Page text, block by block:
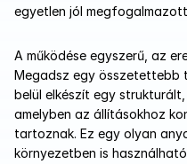
egyetlen jól
A működése egyszerű, az
Megadsz egy összetettebb
belül elkészít egy
amelyben az állításokhoz
tartoznak. Ez egy olyan
környezetben is